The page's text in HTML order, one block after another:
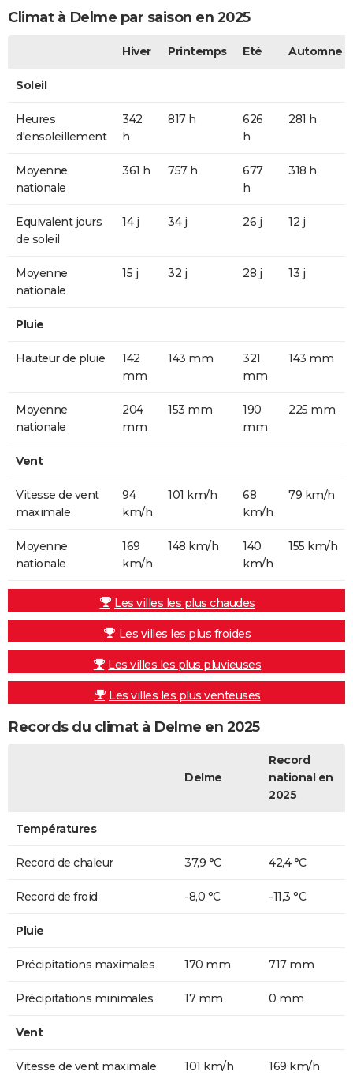
Climat à Delme par saison en 2025
Hiver Printemps Eté Automne
Soleil
Heures
d'ensoleillement
342
h
817 h
626
h
281 h
Moyenne
nationale
361 h 757 h
677
h
318 h
Equivalent jours
de soleil
14 j 34 j 26 j 12 j
Moyenne
nationale
15 j 32 j 28 j 13 j
Pluie
Hauteur de pluie
142
mm
143 mm
321
mm
143 mm
Moyenne
nationale
204
mm
153 mm
190
mm
225 mm
Vent
Vitesse de vent
maximale
94
km/h
101 km/h
68
km/h
79 km/h
Moyenne
nationale
169
km/h
148 km/h
140
km/h
155 km/h
Les villes les plus chaudes
Les villes les plus froides
Les villes les plus pluvieuses
Les villes les plus venteuses
Records du climat à Delme en 2025
Delme
Record
national en
2025
Températures
Record de chaleur 37,9 °C 42,4 °C
Record de froid -8,0 °C -11,3 °C
Pluie
Précipitations maximales 170 mm 717 mm
Précipitations minimales 17 mm 0 mm
Vent
Vitesse de vent maximale 101 km/h 169 km/h